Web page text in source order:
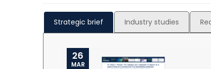
Strategic brief Industry studies
26
MAR